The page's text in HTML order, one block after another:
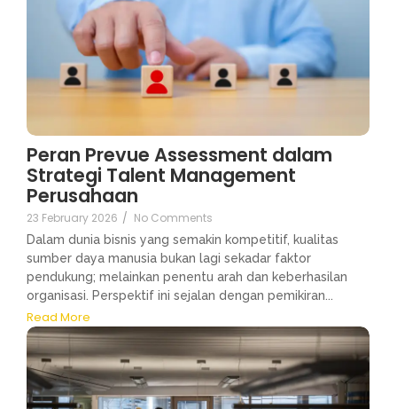
Peran Prevue Assessment dalam
Strategi Talent Management
Perusahaan
23 February 2026 / No Comments
Dalam dunia bisnis yang semakin kompetitif, kualitas
sumber daya manusia bukan lagi sekadar faktor
pendukung; melainkan penentu arah dan keberhasilan
organisasi. Perspektif ini sejalan dengan pemikiran...
Read More